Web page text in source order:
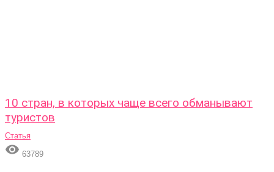
10 стран, в которых чаще всего обманывают
туристов
Статья
 63789